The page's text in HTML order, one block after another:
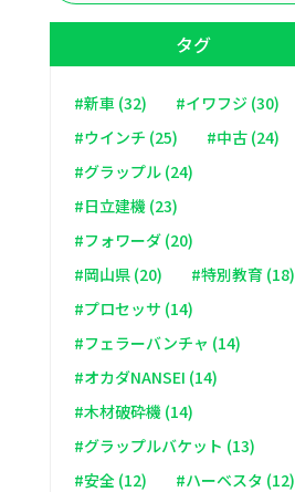
タグ
#新車 (32)
#イワフジ (30)
#ウインチ (25)
#中古 (24)
#グラップル (24)
#日立建機 (23)
#フォワーダ (20)
#岡山県 (20)
#特別教育 (18)
#プロセッサ (14)
#フェラーバンチャ (14)
#オカダNANSEI (14)
#木材破砕機 (14)
#グラップルバケット (13)
#安全 (12)
#ハーベスタ (12)